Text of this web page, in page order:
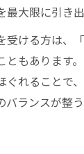
大限に引き出
受ける方は、
ともあります
ぐれることで
バランスが整